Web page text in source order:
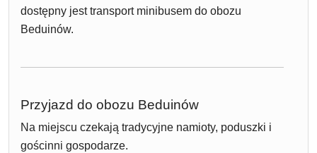
dostępny jest transport minibusem do obozu
Beduinów.
Przyjazd do obozu Beduinów
Na miejscu czekają tradycyjne namioty, poduszki i
gościnni gospodarze.